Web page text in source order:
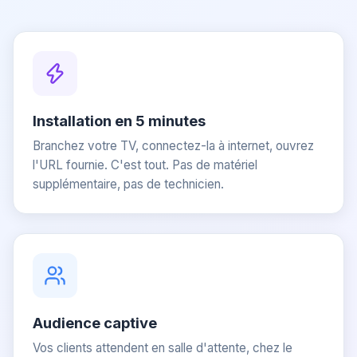
Installation en 5 minutes
Branchez votre TV, connectez-la à internet, ouvrez
l'URL fournie. C'est tout. Pas de matériel
supplémentaire, pas de technicien.
Audience captive
Vos clients attendent en salle d'attente, chez le